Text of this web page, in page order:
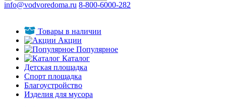
info@vodvoredoma.ru 8-800-6000-282
Товары в наличии
Акции
Популярное
Каталог
Детская площадка
Спорт площадка
Благоустройство
Изделия для мусора